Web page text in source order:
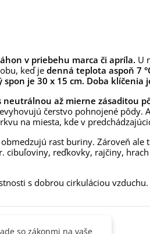
v priebehu marca či apríla. U
keď je denná teplota aspoň 7
je 30 x 15 cm. Doba klíčenia
neutrálnou až mierne zásaditou
čerstvo pohnojené pôdy.
na miesta, kde v
rast buriny. Zároveň ale
cibuľoviny, reďkovky, rajčiny,
s dobrou cirkuláciou vzduchu.
so zákonmi na vaše